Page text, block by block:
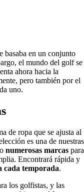
basaba en un conjunto
el mundo del golf se
ahora hacia la
pero también por el
uno.
de ropa que se ajusta al
es una de nuestras
numerosas marcas para
Encontrará rápida y
cada temporada.
los golfistas, y las